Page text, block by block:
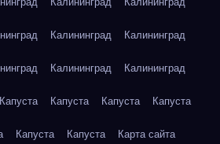
Калининград Калининград
Калининград Калининград
Капуста Капуста Капуста Капуста
Капуста Капуста Карта сайта